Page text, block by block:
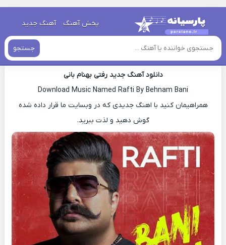
پخش آهنگ آهنگ جدید
جستجو
خانه » دانلود آهنگ جدید
اهنگ بهنام بانی رفتی جدید
دانلود آهنگ جدید رفتی بهنام بانی
Download Music Named Rafti By Behnam Bani
همراهیمان کنید با اهنگ جدیدی که در وبسایت ما قرار داده شده
گوش دهید و لذت ببرید.